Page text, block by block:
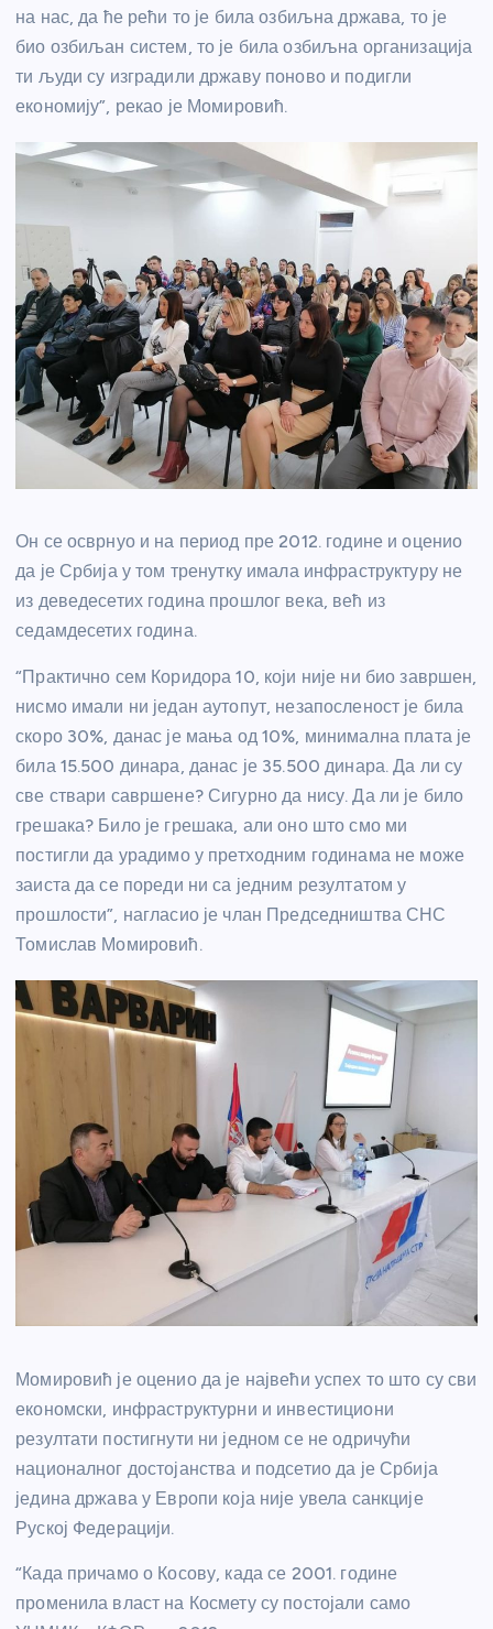
на нас, да ће рећи то је била озбиљна држава, то је
био озбиљан систем, то је била озбиљна организација
ти људи су изградили државу поново и подигли
економију”, рекао је Момировић.
Он се осврнуо и на период пре 2012. године и оценио
да је Србија у том тренутку имала инфраструктуру не
из деведесетих година прошлог века, већ из
седамдесетих година.
“Практично сем Коридора 10, који није ни био завршен,
нисмо имали ни један аутопут, незапосленост је била
скоро 30%, данас је мања од 10%, минимална плата је
била 15.500 динара, данас је 35.500 динара. Да ли су
све ствари савршене? Сигурно да нису. Да ли је било
грешака? Било је грешака, али оно што смо ми
постигли да урадимо у претходним годинама не може
заиста да се пореди ни са једним резултатом у
прошлости”, нагласио је члан Председништва СНС
Томислав Момировић.
Момировић је оценио да је највећи успех то што су сви
економски, инфраструктурни и инвестициони
резултати постигнути ни једном се не одричући
националног достојанства и подсетио да је Србија
једина држава у Европи која није увела санкције
Руској Федерацији.
“Када причамо о Косову, када се 2001. године
променила власт на Космету су постојали само